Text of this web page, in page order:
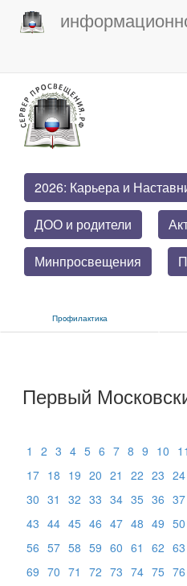
2026: Карьера и
ДОО и родители
Минпросвещения
Прoфилактика
Первый
1 2 3 4 5 6 7 8 9 10 11
17 18 19 20 21 22 23 24
30 31 32 33 34 35 36 37
43 44 45 46 47 48 49 50
56 57 58 59 60 61 62 63
69 70 71 72 73 74 75 76